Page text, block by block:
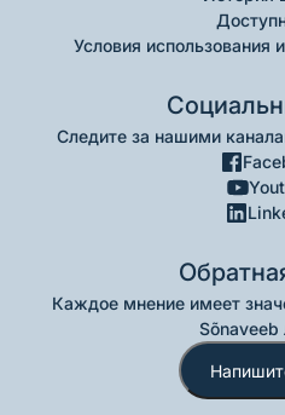
Условия использования
Следите за нашими
Каждое мнение имеет
Sõnaveeb